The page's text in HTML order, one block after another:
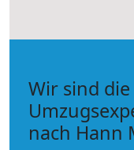
Wir sind
nach Hann